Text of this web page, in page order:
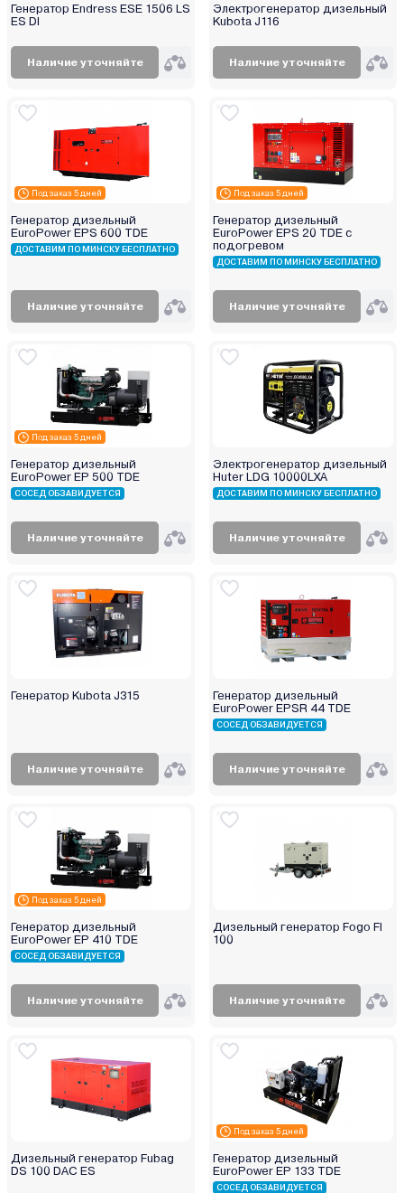
Генератор Endress ESE 1506 LS
ES DI
Наличие уточняйте
Электрогенератор дизельный
Kubota J116
Наличие уточняйте
Под заказ 5 дней
Генератор дизельный
EuroPower EPS 600 TDE
ДОСТАВИМ ПО МИНСКУ БЕСПЛАТНО
Наличие уточняйте
Под заказ 5 дней
Генератор дизельный
EuroPower EPS 20 TDE с
подогревом
ДОСТАВИМ ПО МИНСКУ БЕСПЛАТНО
Наличие уточняйте
Под заказ 5 дней
Генератор дизельный
EuroPower EP 500 TDE
СОСЕД ОБЗАВИДУЕТСЯ
Наличие уточняйте
Электрогенератор дизельный
Huter LDG 10000LXА
ДОСТАВИМ ПО МИНСКУ БЕСПЛАТНО
Наличие уточняйте
Генератор Kubota J315
Наличие уточняйте
Генератор дизельный
EuroPower EPSR 44 TDE
СОСЕД ОБЗАВИДУЕТСЯ
Наличие уточняйте
Под заказ 5 дней
Генератор дизельный
EuroPower EP 410 TDE
СОСЕД ОБЗАВИДУЕТСЯ
Наличие уточняйте
Дизельный генератор Fogo FI
100
Наличие уточняйте
Дизельный генератор Fubag
DS 100 DAC ES
Под заказ 5 дней
Генератор дизельный
EuroPower EP 133 TDE
СОСЕД ОБЗАВИДУЕТСЯ